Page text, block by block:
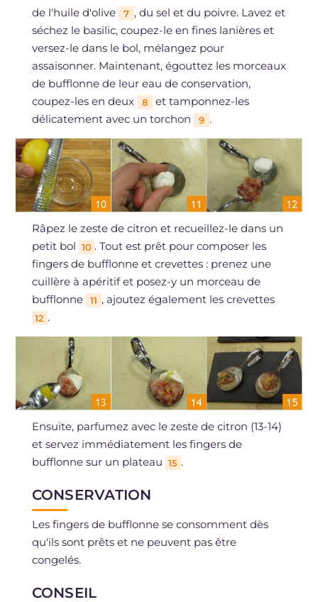
de l'huile d'olive
7 , du sel et du poivre. Lavez et
séchez le basilic, coupez-le en fines lanières et
versez-le dans le bol, mélangez pour
assaisonner. Maintenant, égouttez les morceaux
de bufflonne de leur eau de conservation,
coupez-les en deux
8
et tamponnez-les
délicatement avec un torchon
9 .
Râpez le zeste de citron et recueillez-le dans un
petit bol 10 . Tout est prêt pour composer les
fingers de bufflonne et crevettes : prenez une
cuillère à apéritif et posez-y un morceau de
bufflonne
11 , ajoutez également les crevettes
12 .
Ensuite, parfumez avec le zeste de citron (13-14)
et servez immédiatement les fingers de
bufflonne sur un plateau 15 .
CONSERVATION
Les fingers de bufflonne se consomment dès
qu'ils sont prêts et ne peuvent pas être
congelés.
CONSEIL